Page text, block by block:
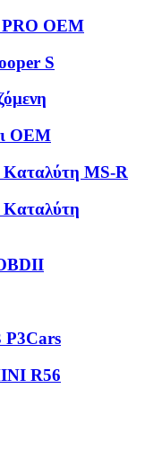
PRO OEM
S
OEM
Καταλύτη MS-R
Καταλύτη
P3Cars
R56